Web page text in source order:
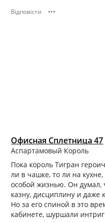
Відповісти •••
Офисная Сплетница 47
Аспартамовый Король
Пока король Тигран
ли в чашке, то ли на
особой жизнью. Он думал,
казну, дисциплину и даже
Но за его спиной в это
кабинете, шуршали